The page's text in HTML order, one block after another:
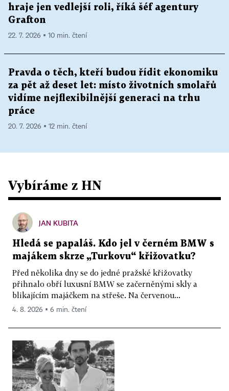
hraje jen vedlejší roli, říká šéf agentury
Grafton
22. 7. 2026 ▪ 10 min. čtení
Pravda o těch, kteří budou řídit ekonomiku
za pět až deset let: místo životních smolařů
vidíme nejflexibilnější generaci na trhu
práce
20. 7. 2026 ▪ 12 min. čtení
Vybíráme z HN
JAN KUBITA
Hledá se papaláš. Kdo jel v černém BMW s
majákem skrze „Turkovu“ křižovatku?
Před několika dny se do jedné pražské křižovatky
přihnalo obří luxusní BMW se začerněnými skly a
blikajícím majáčkem na střeše. Na červenou...
4. 8. 2026 ▪ 6 min. čtení